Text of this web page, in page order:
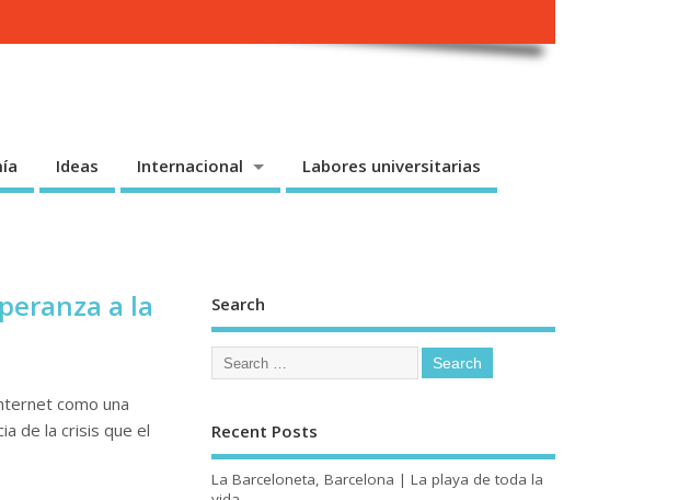
Ideas Internacional Labores universitarias
a la
como una
de la crisis que el
Search
Recent Posts
La Barceloneta, Barcelona | La playa de toda la